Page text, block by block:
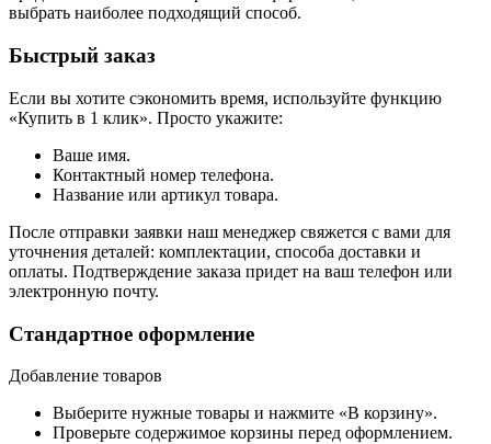
выбрать наиболее подходящий способ.
Быстрый заказ
Если вы хотите сэкономить время, используйте функцию
«Купить в 1 клик». Просто укажите:
Ваше имя.
Контактный номер телефона.
Название или артикул товара.
После отправки заявки наш менеджер свяжется с вами для
уточнения деталей: комплектации, способа доставки и
оплаты. Подтверждение заказа придет на ваш телефон или
электронную почту.
Стандартное оформление
Добавление товаров
Выберите нужные товары и нажмите «В корзину».
Проверьте содержимое корзины перед оформлением.